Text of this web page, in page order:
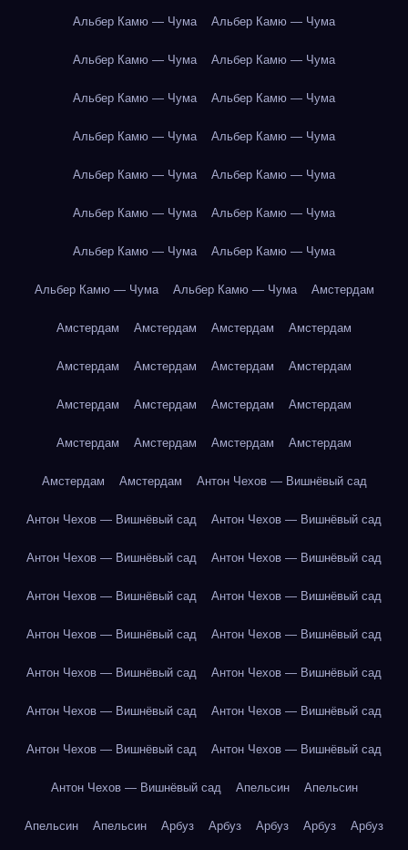
Альбер Камю — Чума Альбер Камю — Чума
Альбер Камю — Чума Альбер Камю — Чума
Альбер Камю — Чума Альбер Камю — Чума
Альбер Камю — Чума Альбер Камю — Чума
Альбер Камю — Чума Альбер Камю — Чума
Альбер Камю — Чума Альбер Камю — Чума
Альбер Камю — Чума Альбер Камю — Чума
Альбер Камю — Чума Альбер Камю — Чума Амстердам
Амстердам Амстердам Амстердам Амстердам
Амстердам Амстердам Амстердам Амстердам
Амстердам Амстердам Амстердам Амстердам
Амстердам Амстердам Амстердам Амстердам
Амстердам Амстердам Антон Чехов — Вишнёвый сад
Антон Чехов — Вишнёвый сад Антон Чехов — Вишнёвый сад
Антон Чехов — Вишнёвый сад Антон Чехов — Вишнёвый сад
Антон Чехов — Вишнёвый сад Антон Чехов — Вишнёвый сад
Антон Чехов — Вишнёвый сад Антон Чехов — Вишнёвый сад
Антон Чехов — Вишнёвый сад Антон Чехов — Вишнёвый сад
Антон Чехов — Вишнёвый сад Антон Чехов — Вишнёвый сад
Антон Чехов — Вишнёвый сад Антон Чехов — Вишнёвый сад
Антон Чехов — Вишнёвый сад Апельсин Апельсин
Апельсин Апельсин Арбуз Арбуз Арбуз Арбуз Арбуз